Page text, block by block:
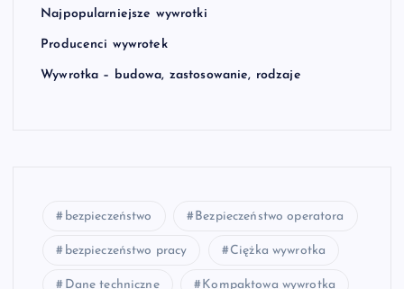
Najpopularniejsze wywrotki
Producenci wywrotek
Wywrotka – budowa, zastosowanie, rodzaje
bezpieczeństwo Bezpieczeństwo operatora
bezpieczeństwo pracy Ciężka wywrotka
Dane techniczne Kompaktowa wywrotka